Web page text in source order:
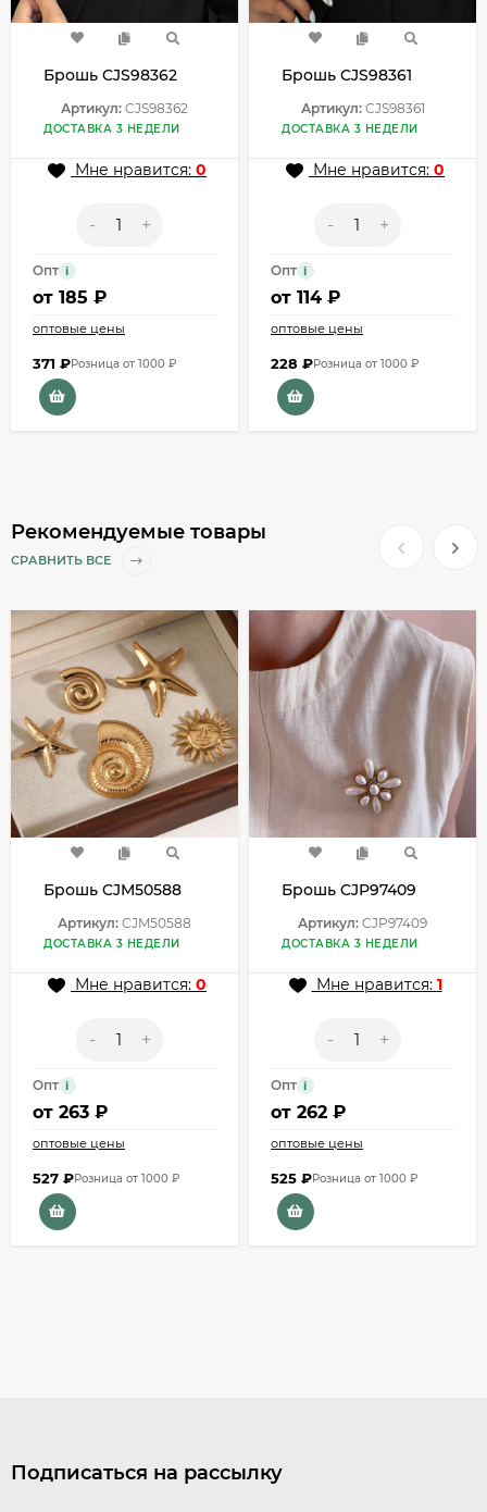
Брошь CJS98362
Артикул: CJS98362
ДОСТАВКА 3 НЕДЕЛИ
Мне нравится: 0
- +
Опт i
от 185 ₽
оптовые цены
371 ₽Розница от 1000 ₽
Брошь CJS98361
Артикул:CJS98361
ДОСТАВКА 3 НЕДЕЛИ
Мне нравится: 0
- +
Опт i
от 114 ₽
оптовые цены
228 ₽Розница от 1000 ₽
Рекомендуемые товары
СРАВНИТЬ ВСЕ
Брошь CJM50588
Артикул: CJM50588
ДОСТАВКА 3 НЕДЕЛИ
Мне нравится: 0
- +
Опт i
от 263 ₽
оптовые цены
527 ₽Розница от 1000 ₽
Брошь CJP97409
Артикул: CJP97409
ДОСТАВКА 3 НЕДЕЛИ
Мне нравится: 1
- +
Опт i
от 262 ₽
оптовые цены
525 ₽Розница от 1000 ₽
Подписаться на рассылку